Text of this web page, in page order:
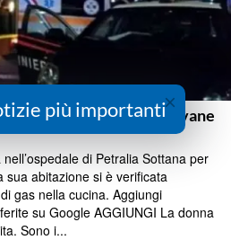
appartamento a Blufi, giovane
di Petralia Sottana per
abitazione si è verificata
gas nella cucina. Aggiungi
su Google AGGIUNGI La donna
Sono i...
×
più importanti